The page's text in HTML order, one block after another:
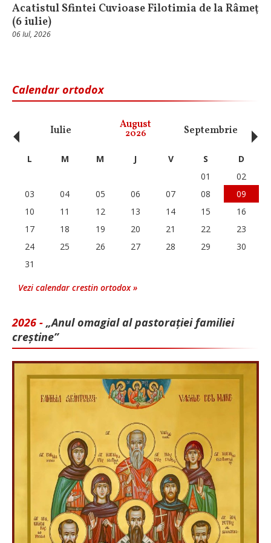
Acatistul Sfintei Cuvioase Filotimia de la Râmeţ
(6 iulie)
06 Iul, 2026
Calendar ortodox
Iulie August
2026 Septembrie
‹ L M M J V S
D
01
02
03
04 05 06 07 08
09
10
11 12 13 14 15
16
17
18 19 20 21 22
23
24
25 26 27 28 29
30
31
Vezi calendar crestin ortodox »
2026 - „Anul omagial al pastorației familiei
creștine”